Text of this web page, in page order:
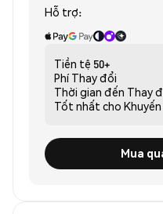
Hỗ trợ:
Tiền tệ 50+
Phí Thay đổi
Thời gian đến Thay
Tốt nhất cho
Mua